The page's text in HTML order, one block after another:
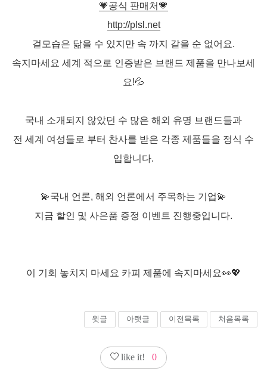
💗공식 판매처💗
http://plsl.net
겉모습은 닮을 수 있지만 속 까지 같을 순 없어요.
속지마세요 세계 적으로 인증받은 브랜드 제품을 만나보세
요!💦
국내 소개되지 않았던 수 많은 해외 유명 브랜드들과
전 세계 여성들로 부터 찬사를 받은 각종 제품들을 정식 수
입합니다.
💫국내 언론, 해외 언론에서 주목하는 기업💫
지금 할인 및 사은품 증정 이벤트 진행중입니다.
이 기회 놓치지 마세요 카피 제품에 속지마세요👀💖
윗글 아랫글 이전목록 처음목록
like it! 0